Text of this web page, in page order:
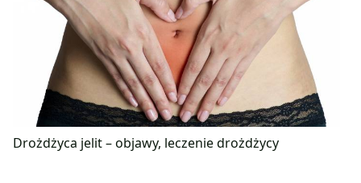
Drożdżyca jelit – objawy, leczenie drożdżycy